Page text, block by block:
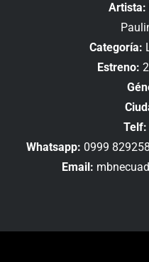
Artista:
Categoría:
Estreno:
Telf:
Whatsapp: 0999
Email: